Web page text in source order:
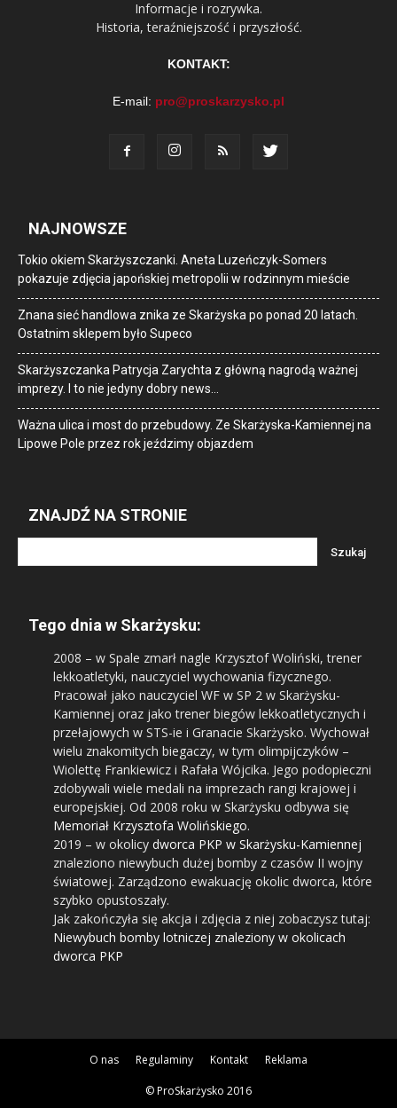
Informacje i rozrywka.
Historia, teraźniejszość i przyszłość.
KONTAKT:
E-mail: pro@proskarzysko.pl
NAJNOWSZE
Tokio okiem Skarżyszczanki. Aneta Luzeńczyk-Somers
pokazuje zdjęcia japońskiej metropolii w rodzinnym mieście
Znana sieć handlowa znika ze Skarżyska po ponad 20 latach.
Ostatnim sklepem było Supeco
Skarżyszczanka Patrycja Zarychta z główną nagrodą ważnej
imprezy. I to nie jedyny dobry news…
Ważna ulica i most do przebudowy. Ze Skarżyska-Kamiennej na
Lipowe Pole przez rok jeździmy objazdem
ZNAJDŹ NA STRONIE
Tego dnia w Skarżysku:
2008 – w Spale zmarł nagle Krzysztof Woliński, trener
lekkoatletyki, nauczyciel wychowania fizycznego.
Pracował jako nauczyciel WF w SP 2 w Skarżysku-
Kamiennej oraz jako trener biegów lekkoatletycznych i
przełajowych w STS-ie i Granacie Skarżysko. Wychował
wielu znakomitych biegaczy, w tym olimpijczyków –
Wiolettę Frankiewicz i Rafała Wójcika. Jego podopieczni
zdobywali wiele medali na imprezach rangi krajowej i
europejskiej. Od 2008 roku w Skarżysku odbywa się
Memoriał Krzysztofa Wolińskiego.
2019 – w okolicy dworca PKP w Skarżysku-Kamiennej
znaleziono niewybuch dużej bomby z czasów II wojny
światowej. Zarządzono ewakuację okolic dworca, które
szybko opustoszały.
Jak zakończyła się akcja i zdjęcia z niej zobaczysz tutaj:
Niewybuch bomby lotniczej znaleziony w okolicach
dworca PKP
O nas Regulaminy Kontakt Reklama
© ProSkarżysko 2016